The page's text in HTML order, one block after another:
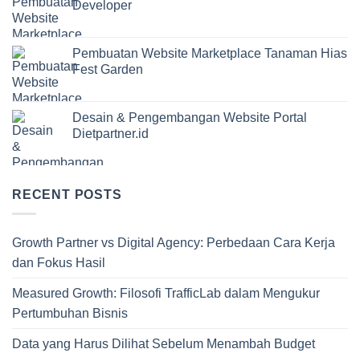
Developer
Pembuatan Website Marketplace Tanaman Hias
Fest Garden
Desain & Pengembangan Website Portal
Dietpartner.id
RECENT POSTS
Growth Partner vs Digital Agency: Perbedaan Cara Kerja
dan Fokus Hasil
Measured Growth: Filosofi TrafficLab dalam Mengukur
Pertumbuhan Bisnis
Data yang Harus Dilihat Sebelum Menambah Budget